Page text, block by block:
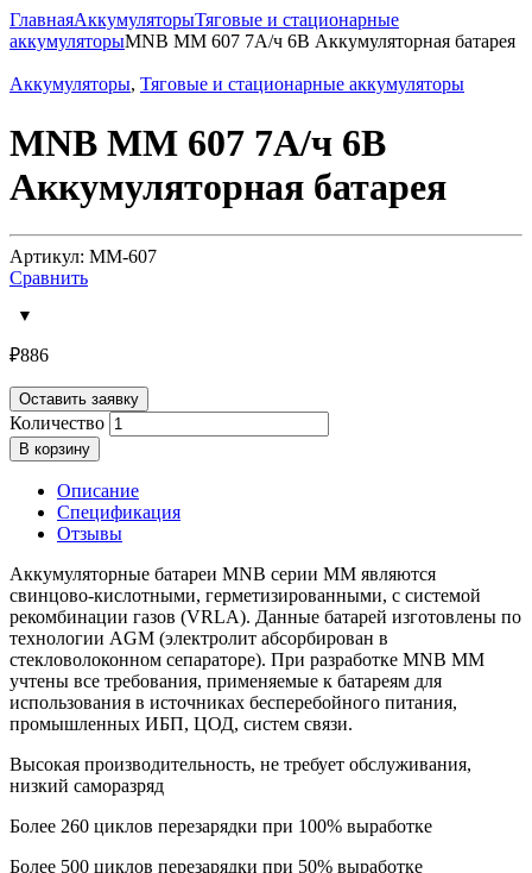
ГлавнаяАккумуляторыТяговые и стационарные
аккумуляторыMNB MM 607 7А/ч 6В Аккумуляторная батарея
Аккумуляторы, Тяговые и стационарные аккумуляторы
MNB MM 607 7А/ч 6В
Аккумуляторная батарея
Артикул: MM-607
Сравнить
₽886
Оставить заявку
Количество
В корзину
Описание
Спецификация
Отзывы
Аккумуляторные батареи MNB серии MM являются
свинцово-кислотными, герметизированными, с системой
рекомбинации газов (VRLA). Данные батарей изготовлены по
технологии AGM (электролит абсорбирован в
стекловолоконном сепараторе). При разработке MNB MM
учтены все требования, применяемые к батареям для
использования в источниках бесперебойного питания,
промышленных ИБП, ЦОД, систем связи.
Высокая производительность, не требует обслуживания,
низкий саморазряд
Более 260 циклов перезарядки при 100% выработке
Более 500 циклов перезарядки при 50% выработке